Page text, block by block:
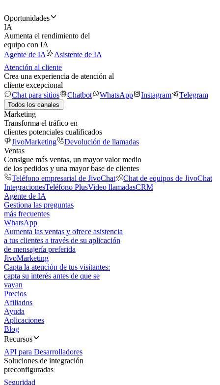
Oportunidades
IA
Aumenta el rendimiento del
equipo con IA
Agente de IA
Asistente de IA
Atención al cliente
Crea una experiencia de atención al
cliente excepcional
Chat para sitios
Chatbot WhatsApp Instagram Telegram
Todos los canales
Marketing
Transforma el tráfico en
clientes potenciales cualificados
JivoMarketing
Devolución de llamadas
Ventas
Consigue más ventas, un mayor valor medio
de los pedidos y una mayor base de clientes
Teléfono empresarial de JivoChat
Chat de equipos de JivoChat
IntegracionesTeléfono PlusVideo llamadasCRM
Agente de IA
Gestiona las preguntas
más frecuentes
WhatsApp
Aumenta las ventas y ofrece asistencia
a tus clientes a través de su aplicación
de mensajería preferida
JivoMarketing
Capta la atención de tus visitantes:
capta su interés antes de que se
vayan
Precios
Afiliados
Ayuda
Aplicaciones
Blog
Recursos
API para Desarrolladores
Soluciones de integración
preconfiguradas
Seguridad